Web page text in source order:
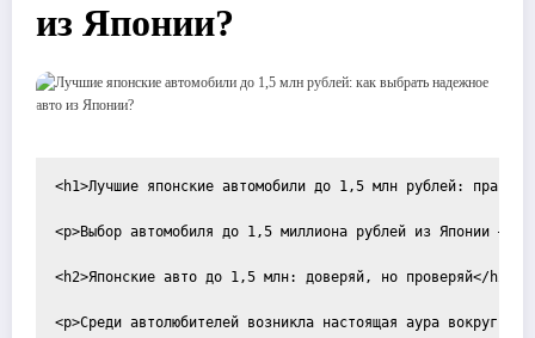
из Японии?
<h1>Лучшие японские автомобили до 1,5 млн рублей:
<p>Выбор автомобиля до 1,5 миллиона рублей из Японии —
<h2>Японские авто до 1,5 млн: доверяй, но проверяй</h2>
<p>Среди автолюбителей возникла настоящая аура вокруг